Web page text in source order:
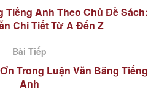
Tiếng Anh Theo Chủ Đề Sách:
Chi Tiết Từ A Đến Z
Bài Tiếp
Trong Luận Văn Bằng Tiếng
Anh